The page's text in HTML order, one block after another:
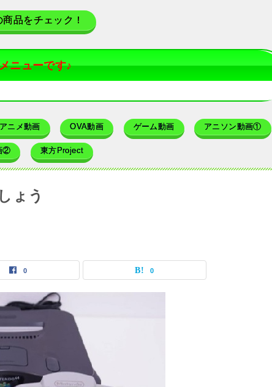
品をチェック！
ニューです♪
ニメ動画 OVA動画 ゲーム動画 アニソン動画①
② 東方Project
ょう
0 0